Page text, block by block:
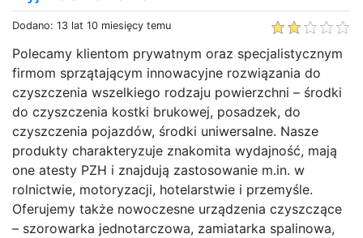
Dodano: 13 lat 10 miesięcy temu
Polecamy klientom prywatnym oraz specjalistycznym
firmom sprzątającym innowacyjne rozwiązania do
czyszczenia wszelkiego rodzaju powierzchni – środki
do czyszczenia kostki brukowej, posadzek, do
czyszczenia pojazdów, środki uniwersalne. Nasze
produkty charakteryzuje znakomita wydajność, mają
one atesty PZH i znajdują zastosowanie m.in. w
rolnictwie, motoryzacji, hotelarstwie i przemyśle.
Oferujemy także nowoczesne urządzenia czyszczące
– szorowarka jednotarczowa, zamiatarka spalinowa,